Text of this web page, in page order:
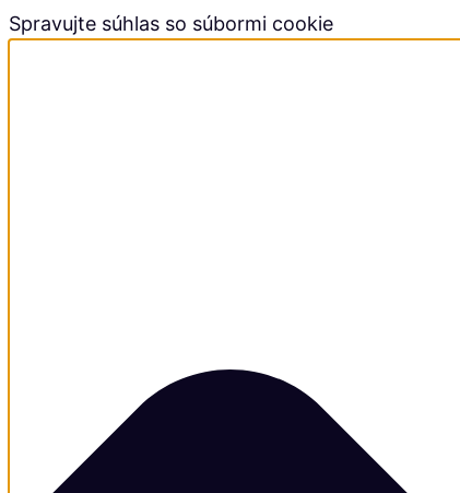
Spravujte súhlas so súbormi cookie